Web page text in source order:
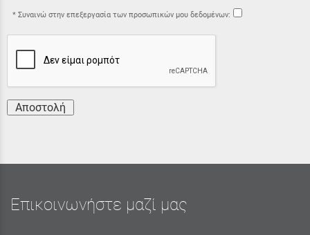
Συναινώ στην επεξεργασία των προσωπικών μου δεδομένων:
Αποστολή
Επικοινωνήστε μαζί μας